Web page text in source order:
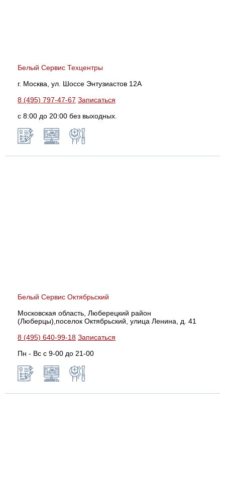
Белый Сервис Техцентры
г. Москва, ул. Шоссе Энтузиастов 12А
8 (495) 797-47-67 Записаться
с 8:00 до 20:00 без выходных.
Белый Сервис Октябрьский
Московская область, Люберецкий район
(Люберцы),поселок Октябрьский, улица Ленина, д. 41
8 (495) 640-99-18 Записаться
Пн - Вс с 9-00 до 21-00